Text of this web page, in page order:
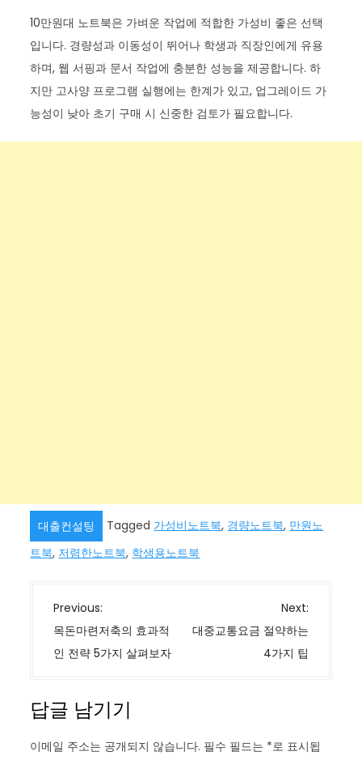
10만원대 노트북은 가벼운 작업에 적합한 가성비 좋은 선택
입니다. 경량성과 이동성이 뛰어나 학생과 직장인에게 유용
하며, 웹 서핑과 문서 작업에 충분한 성능을 제공합니다. 하
지만 고사양 프로그램 실행에는 한계가 있고, 업그레이드 가
능성이 낮아 초기 구매 시 신중한 검토가 필요합니다.
대출컨설팅 Tagged 가성비노트북, 경량노트북, 만원노
트북, 저렴한노트북, 학생용노트북
글
탐
색
Previous:
목돈마련저축의 효과적
인 전략 5가지 살펴보자
Next:
대중교통요금 절약하는
4가지 팁
답글 남기기
이메일 주소는 공개되지 않습니다. 필수 필드는 *로 표시됩